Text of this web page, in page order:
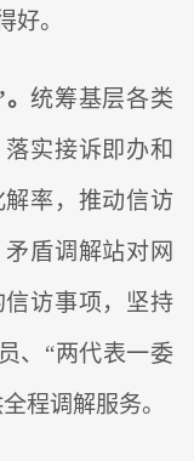
好。
。统筹基层各类
实接诉即办和
率，推动信访
盾调解站对网
访事项，坚持
、“两代表一委
程调解服务。